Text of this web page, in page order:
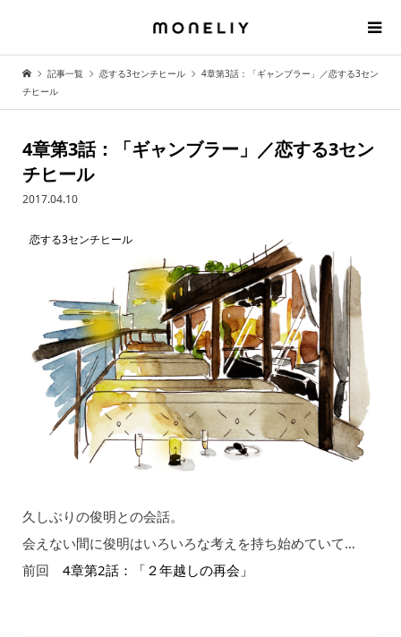
記事一覧 恋する3センチヒール
4章第3話：「ギャンブラー」／恋する3セン
チヒール
4章第3話：「ギャンブラー」／恋する3セン
チヒール
2017.04.10
恋する3センチヒール
久しぶりの俊明との会話。
会えない間に俊明はいろいろな考えを持ち始めていて…
前回 4章第2話：「２年越しの再会」